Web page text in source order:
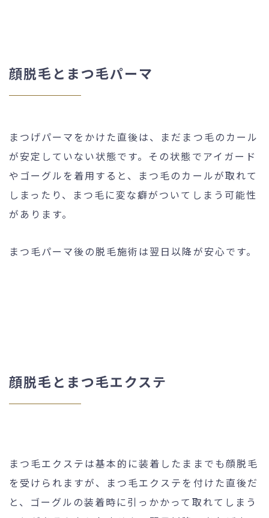
顔脱毛とまつ毛パーマ
まつげパーマをかけた直後は、まだまつ毛のカール
が安定していない状態です。その状態でアイガード
やゴーグルを着用すると、まつ毛のカールが取れて
しまったり、まつ毛に変な癖がついてしまう可能性
があります。
まつ毛パーマ後の脱毛施術は翌日以降が安心です。
顔脱毛とまつ毛エクステ
まつ毛エクステは基本的に装着したままでも顔脱毛
を受けられますが、まつ毛エクステを付けた直後だ
と、ゴーグルの装着時に引っかかって取れてしまう